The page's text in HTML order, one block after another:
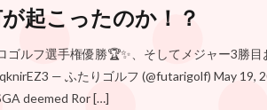
起こったのか！？
ルフ選手権優勝🏆✨、そしてメジャー3勝
— ふたりゴルフ (@futarigolf) May 19,
deemed Ror […]